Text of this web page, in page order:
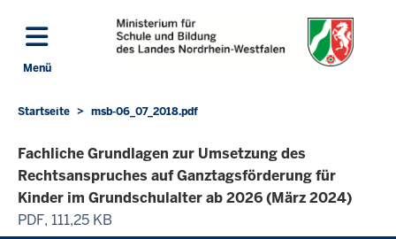
Direkt zum Inhalt
Menü
Sie
sich
hier
Startseite msb-06_07_2018.pdf
Fachliche Grundlagen zur Umsetzung des
Rechtsanspruches auf Ganztagsförderung für
Kinder im Grundschulalter ab 2026 (März 2024)
PDF, 111,25 KB